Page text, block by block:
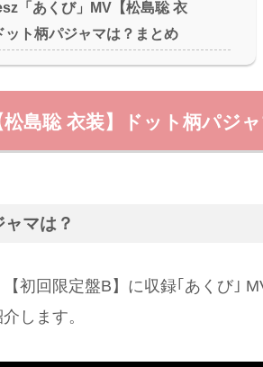
「あくび」MV【松島聡 衣
ット柄パジャマは？まとめ
島聡 衣装】ドット柄パジャ
マは？
初回限定盤B】に収録｢あくび｣
します。